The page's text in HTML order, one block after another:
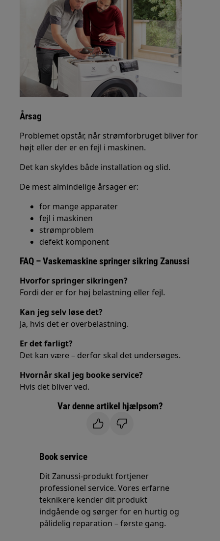
Årsag
Problemet opstår, når strømforbruget bliver for
højt eller der er en fejl i maskinen.
Det kan skyldes både installation og slid.
De mest almindelige årsager er:
for mange apparater
fejl i maskinen
strømproblem
defekt komponent
FAQ – Vaskemaskine springer sikring Zanussi
Hvorfor springer sikringen?
Fordi der er for høj belastning eller fejl.
Kan jeg selv løse det?
Ja, hvis det er overbelastning.
Er det farligt?
Det kan være – derfor skal det undersøges.
Hvornår skal jeg booke service?
Hvis det bliver ved.
Var denne artikel hjælpsom?
Book service
Dit Zanussi-produkt fortjener
professionel service. Vores erfarne
teknikere kender dit produkt
indgående og sørger for en hurtig og
pålidelig reparation – første gang.